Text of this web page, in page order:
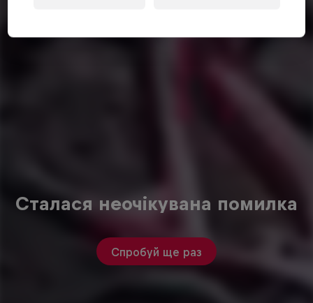
Сталася неочікувана помилка
Спробуй ще раз